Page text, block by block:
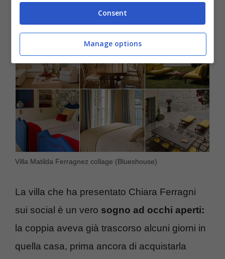
Villa Matilda: un sogno a occhi aperti
Villa Matilda Ferragnez collage (Blueshouse)
La villa che ha presentato Chiara Ferragni
sui social è un vero sogno ad occhi aperti:
la coppia aveva già trascorso alcuni giorni in
quella casa, prima ancora di acquistarla
Consent
Manage options